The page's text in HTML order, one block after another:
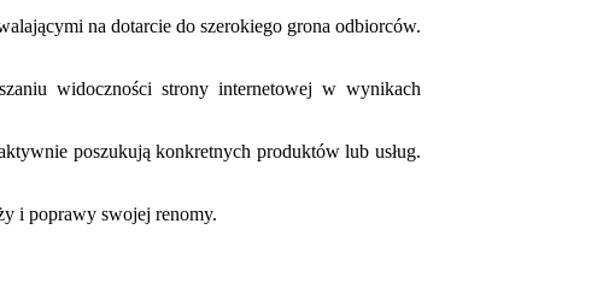
na dotarcie do szerokiego grona odbiorców.
widoczności strony internetowej w wynikach
poszukują konkretnych produktów lub usług.
i poprawy swojej renomy.